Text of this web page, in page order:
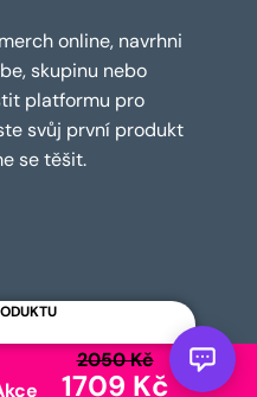
2050 Kč
1709 Kč
online, navrhni
skupinu nebo
platformu pro
svůj první produkt
se těšit.